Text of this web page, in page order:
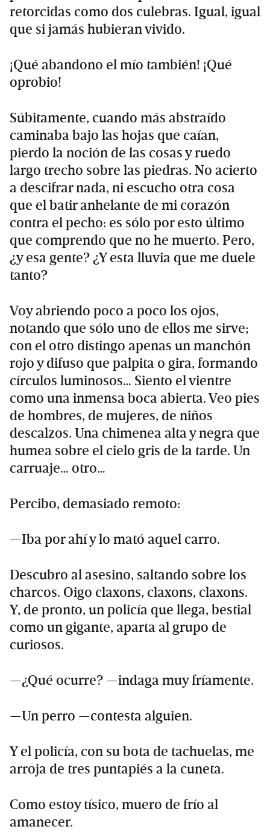
retorcidas como dos culebras. Igual, igual
que si jamás hubieran vivido.
¡Qué abandono el mío también! ¡Qué
oprobio!
Súbitamente, cuando más abstraído
caminaba bajo las hojas que caían,
pierdo la noción de las cosas y ruedo
largo trecho sobre las piedras. No acierto
a descifrar nada, ni escucho otra cosa
que el batir anhelante de mi corazón
contra el pecho: es sólo por esto último
que comprendo que no he muerto. Pero,
¿y esa gente? ¿Y esta lluvia que me duele
tanto?
Voy abriendo poco a poco los ojos,
notando que sólo uno de ellos me sirve;
con el otro distingo apenas un manchón
rojo y difuso que palpita o gira, formando
círculos luminosos… Siento el vientre
como una inmensa boca abierta. Veo pies
de hombres, de mujeres, de niños
descalzos. Una chimenea alta y negra que
humea sobre el cielo gris de la tarde. Un
carruaje… otro…
Percibo, demasiado remoto:
—Iba por ahí y lo mató aquel carro.
Descubro al asesino, saltando sobre los
charcos. Oigo claxons, claxons, claxons.
Y, de pronto, un policía que llega, bestial
como un gigante, aparta al grupo de
curiosos.
—¿Qué ocurre? —indaga muy fríamente.
—Un perro —contesta alguien.
Y el policía, con su bota de tachuelas, me
arroja de tres puntapiés a la cuneta.
Como estoy tísico, muero de frío al
amanecer.